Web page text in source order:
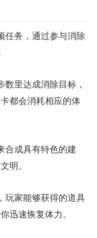
任务，通过参与消除
里达成消除目标，
都会消耗相应的体
合成具有特色的建
明。
玩家能够获得的道具
迅速恢复体力。